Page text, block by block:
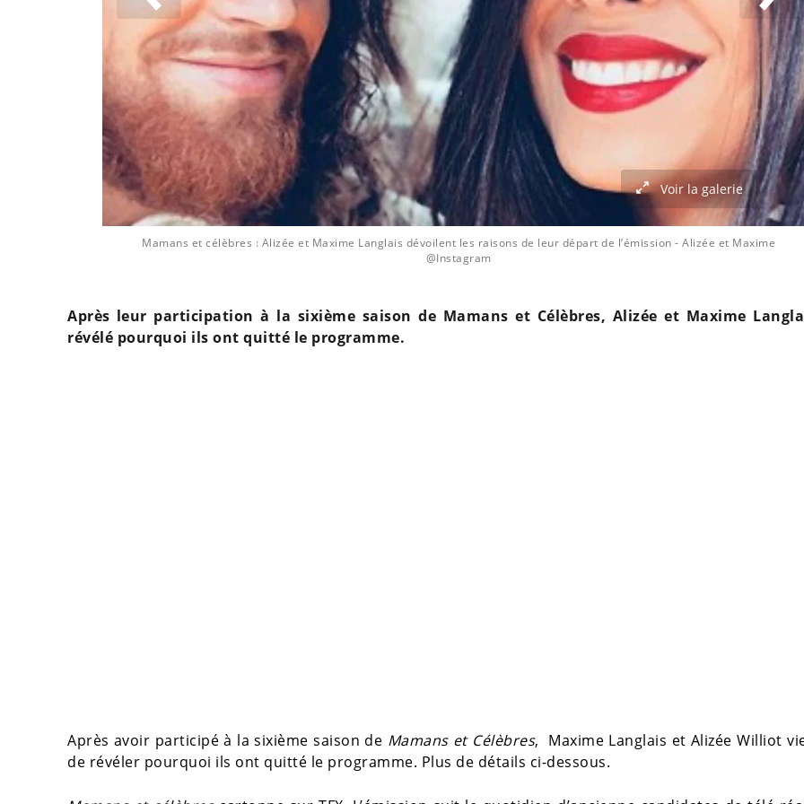
Mamans et célèbres : Alizée et Maxime Langlais dévoilent les raisons de leur départ de l’émission - Alizée et Maxime
@Instagram
Voir la galerie
Après leur participation à la sixième saison de Mamans et Célèbres, Alizée et Maxime
révélé pourquoi ils ont quitté le programme.
Après avoir participé à la sixième saison de Mamans et Célèbres, Maxime Langlais et Alizée Williot
de révéler pourquoi ils ont quitté le programme. Plus de détails ci-dessous.